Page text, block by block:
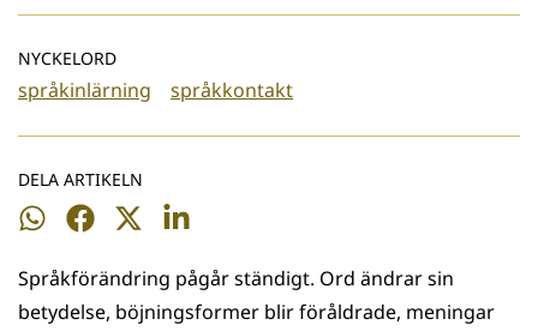
NYCKELORD
språkinlärning språkkontakt
DELA ARTIKELN
Dela
WhatsApp
Dela
Facebook
Dela
Twitter
Dela
LinkedIn
Språkförändring pågår ständigt. Ord ändrar sin
betydelse, böjningsformer blir föråldrade, meningar